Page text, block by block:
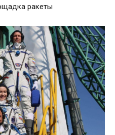
ракеты